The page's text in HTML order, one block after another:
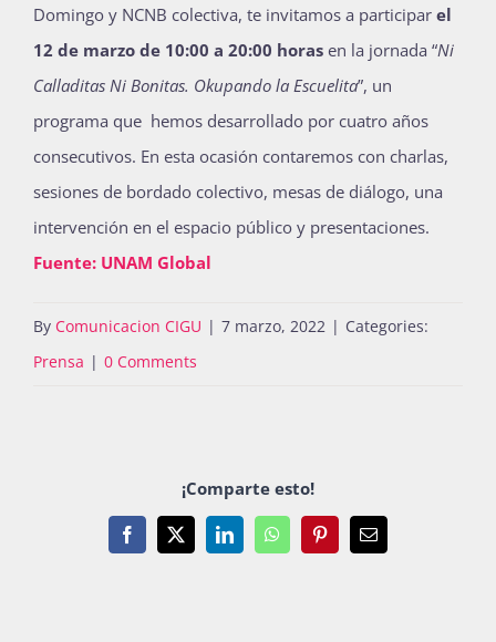
Domingo y NCNB colectiva, te invitamos a participar el
12 de marzo de 10:00 a 20:00 horas en la jornada “Ni
Calladitas Ni Bonitas. Okupando la Escuelita”, un
programa que hemos desarrollado por cuatro años
consecutivos. En esta ocasión contaremos con charlas,
sesiones de bordado colectivo, mesas de diálogo, una
intervención en el espacio público y presentaciones.
Fuente: UNAM Global
By Comunicacion CIGU | 7 marzo, 2022 | Categories:
Prensa | 0 Comments
¡Comparte esto!
Facebook
X LinkedInWhatsAppPinterestEmail